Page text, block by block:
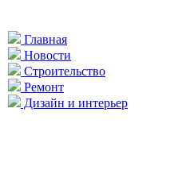
Главная
Новости
Строительство
Ремонт
Дизайн и интерьер